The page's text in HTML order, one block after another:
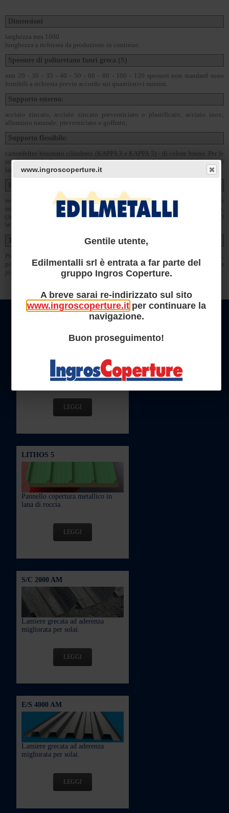
Dimensioni
larghezza mm 1000
lunghezza a richiesta da produzione in continuo.
Spessore di poliuretano fuori greca (S)
mm 20 - 30 - 35 - 40 - 50 - 60 - 80 - 100 - 120 spessori non standard sono
fornibili a richiesta previo accordo sui quantitativi minimi.
Supporto esterno:
acciaio zincato, acciaio zincato preverniciato o plastificato; acciaio inox;
alluminio naturale; preverniciato o goffrato;
Supporto flessibile:
cartonfeltro bitumato cilindrato (KAPPA 3 e KAPPA 5) - di colore bruno. Per le
sue proprietà (legante a caldo, impermeabile ed isolante) il bitume è
largamente usato nelle coperture.
resine poliuretaniche (PUR), densità 39 ±2 Kg/m³ - Valore dichiarato di
trasmittanza termica per un pannello dopo 25 anni dalla sua messa in opera,
(Appendice C - EN 13165) - Valore di conducibilità termica iniziale: λ = 0,020
W/(mK)
Trattamenti protettivi per supporto esterno fornibili a richiesta:
Preverniciatura poliestere, preverniciatura atossica per contatto con alimenti,
poliestere siliconico, PVDF, termoplastica classe A, applicazione di film
plastico in PVC o altri film.
PRODOTTI IN PRIMO PIANO
Lamiere grecata ad aderenza
migliorata per solai.
LEGGI
LITHOS 5
Pannello copertura metallico in
lana di roccia.
LEGGI
S/C 2000 AM
Lamiere grecata ad aderenza
migliorata per solai.
LEGGI
E/S 4000 AM
Lamiere grecata ad aderenza
migliorata per solai.
LEGGI
www.ingroscoperture.it
Gentile utente,
Edilmentalli srl è entrata a far parte del
gruppo Ingros Coperture.
A breve sarai re-indirizzato sul sito
www.ingroscoperture.itper continuare la
navigazione.
Buon proseguimento!